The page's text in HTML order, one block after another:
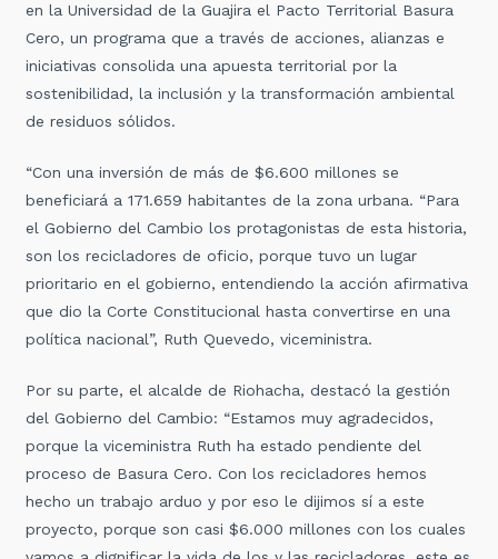
en la Universidad de la Guajira el Pacto Territorial Basura
Cero, un programa que a través de acciones, alianzas e
iniciativas consolida una apuesta territorial por la
sostenibilidad, la inclusión y la transformación ambiental
de residuos sólidos.
“Con una inversión de más de $6.600 millones se
beneficiará a 171.659 habitantes de la zona urbana. “Para
el Gobierno del Cambio los protagonistas de esta historia,
son los recicladores de oficio, porque tuvo un lugar
prioritario en el gobierno, entendiendo la acción afirmativa
que dio la Corte Constitucional hasta convertirse en una
política nacional”, Ruth Quevedo, viceministra.
Por su parte, el alcalde de Riohacha, destacó la gestión
del Gobierno del Cambio: “Estamos muy agradecidos,
porque la viceministra Ruth ha estado pendiente del
proceso de Basura Cero. Con los recicladores hemos
hecho un trabajo arduo y por eso le dijimos sí a este
proyecto, porque son casi $6.000 millones con los cuales